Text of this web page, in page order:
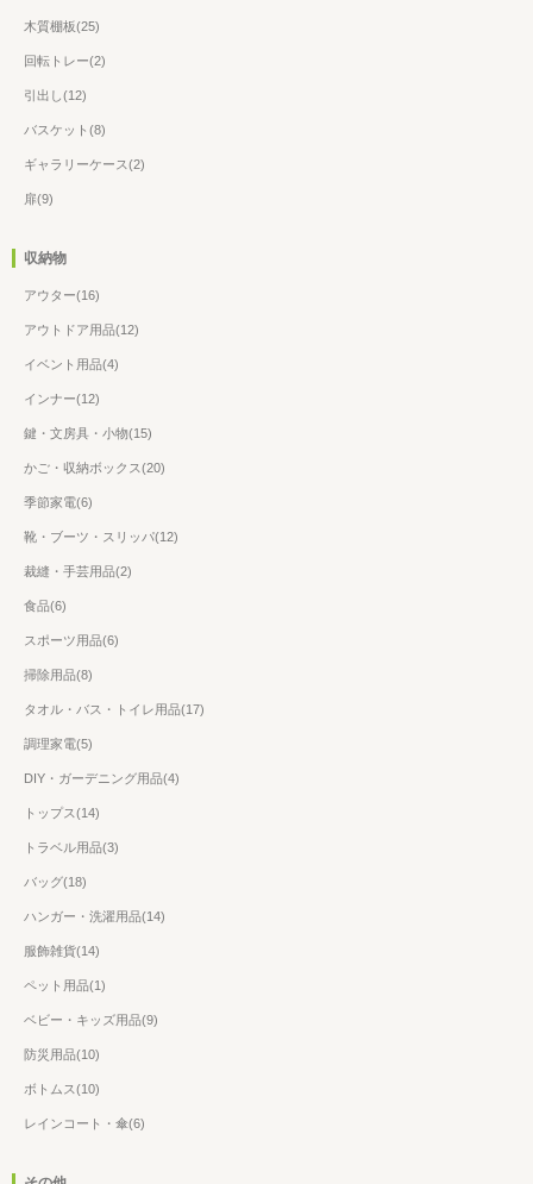
木質棚板(25)
回転トレー(2)
引出し(12)
バスケット(8)
ギャラリーケース(2)
扉(9)
収納物
アウター(16)
アウトドア用品(12)
イベント用品(4)
インナー(12)
鍵・文房具・小物(15)
かご・収納ボックス(20)
季節家電(6)
靴・ブーツ・スリッパ(12)
裁縫・手芸用品(2)
食品(6)
スポーツ用品(6)
掃除用品(8)
タオル・バス・トイレ用品(17)
調理家電(5)
DIY・ガーデニング用品(4)
トップス(14)
トラベル用品(3)
バッグ(18)
ハンガー・洗濯用品(14)
服飾雑貨(14)
ペット用品(1)
ベビー・キッズ用品(9)
防災用品(10)
ボトムス(10)
レインコート・傘(6)